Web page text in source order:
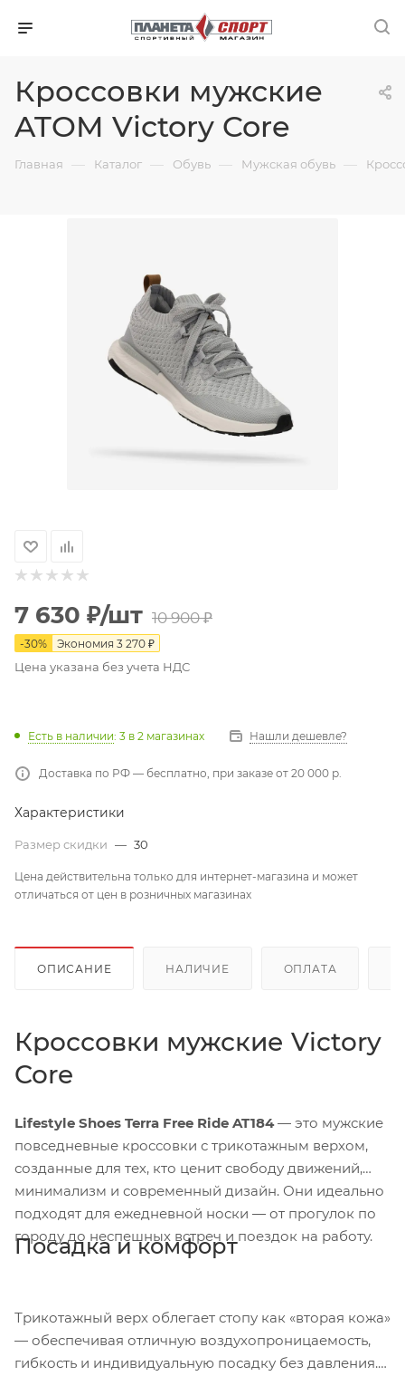
Кроссовки мужские
ATOM Victory Core
Главная — Каталог — Обувь — Мужская обувь —
7 630 ₽/шт 10 900₽
-30% Экономия 3 270 ₽
Цена указана без учета НДС
Есть в наличии: 3 в 2 магазинах Нашли дешевле?
Доставка по РФ — бесплатно, при заказе от 20 000 р.
Характеристики
Размер скидки — 30
Цена действительна только для интернет-магазина и может
отличаться от цен в розничных магазинах
ОПИСАНИЕ НАЛИЧИЕ ОПЛАТА
Кроссовки мужские Victory
Core
Lifestyle Shoes Terra Free Ride AT184— это мужские
повседневные кроссовки с трикотажным верхом,
созданные для тех, кто ценит свободу движений,
минимализм и современный дизайн. Они идеально
подходят для ежедневной носки — от прогулок по
городу до неспешных встреч и поездок на работу.
Посадка и комфорт
Трикотажный верх облегает стопу как «вторая кожа»
— обеспечивая отличную воздухопроницаемость,
гибкость и индивидуальную посадку без давления.